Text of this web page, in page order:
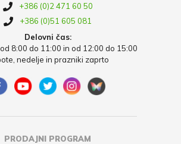
+386 (0)2 471 60 50
+386 (0)51 605 081
Delovni čas:
8:00 do 11:00 in od 12:00 do 15:00
nedelje in prazniki zaprto
PRODAJNI PROGRAM